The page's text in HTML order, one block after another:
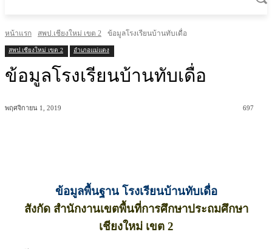
หน้าแรก สพป.เชียงใหม่ เขต 2 ข้อมูลโรงเรียนบ้านทับเดื่อ
สพป.เชียงใหม่ เขต 2 อำเภอแม่แตง
ข้อมูลโรงเรียนบ้านทับเดื่อ
พฤศจิกายน 1, 2019 697
ข้อมูลพื้นฐาน โรงเรียนบ้านทับเดื่อ
สังกัด สำนักงานเขตพื้นที่การศึกษาประถมศึกษา
เชียงใหม่ เขต 2